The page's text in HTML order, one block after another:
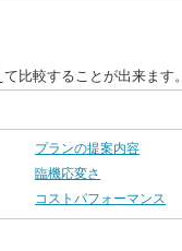
比較することが出来ます。
プランの提案内容
臨機応変さ
コストパフォーマンス